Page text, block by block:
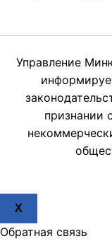
Управление
признании
X
Обратная связь